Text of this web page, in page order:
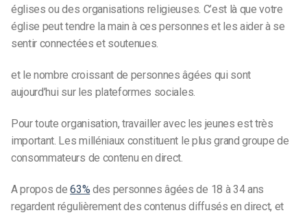
églises ou des organisations religieuses. C’est là que votre
église peut tendre la main à ces personnes et les aider à se
sentir connectées et soutenues.
et le nombre croissant de personnes âgées qui sont
aujourd’hui sur les plateformes sociales.
Pour toute organisation, travailler avec les jeunes est très
important. Les milléniaux constituent le plus grand groupe de
consommateurs de contenu en direct.
A propos de63% des personnes âgées de 18 à 34 ans
regardent régulièrement des contenus diffusés en direct, et